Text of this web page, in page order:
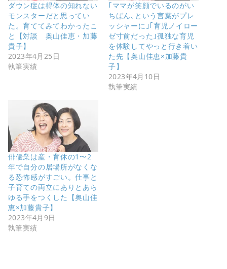
ダウン症は得体の知れない
モンスターだと思ってい
た。育ててみてわかったこ
と【対談 奥山佳恵・加藤
貴子】
2023年4月25日
執筆実績
｢ママが笑顔でいるのがい
ちばん､という言葉がプレ
ッシャーに｣｢育児ノイロー
ゼ寸前だった｣孤独な育児
を体験してやっと行き着い
た先【奥山佳恵×加藤貴
子】
2023年4月10日
執筆実績
俳優業は産・育休の1〜2
年で自分の居場所がなくな
る恐怖感がすごい。仕事と
子育ての両立にありとあら
ゆる手をつくした【奥山佳
恵×加藤貴子】
2023年4月9日
執筆実績